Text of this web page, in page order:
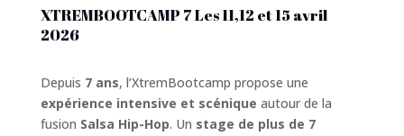
XTREMBOOTCAMP 7 Les 11,12 et 15 avril
2026
Depuis 7 ans, l’XtremBootcamp propose une
expérience intensive et scénique autour de la
fusion Salsa Hip-Hop. Un stage de plus de 7